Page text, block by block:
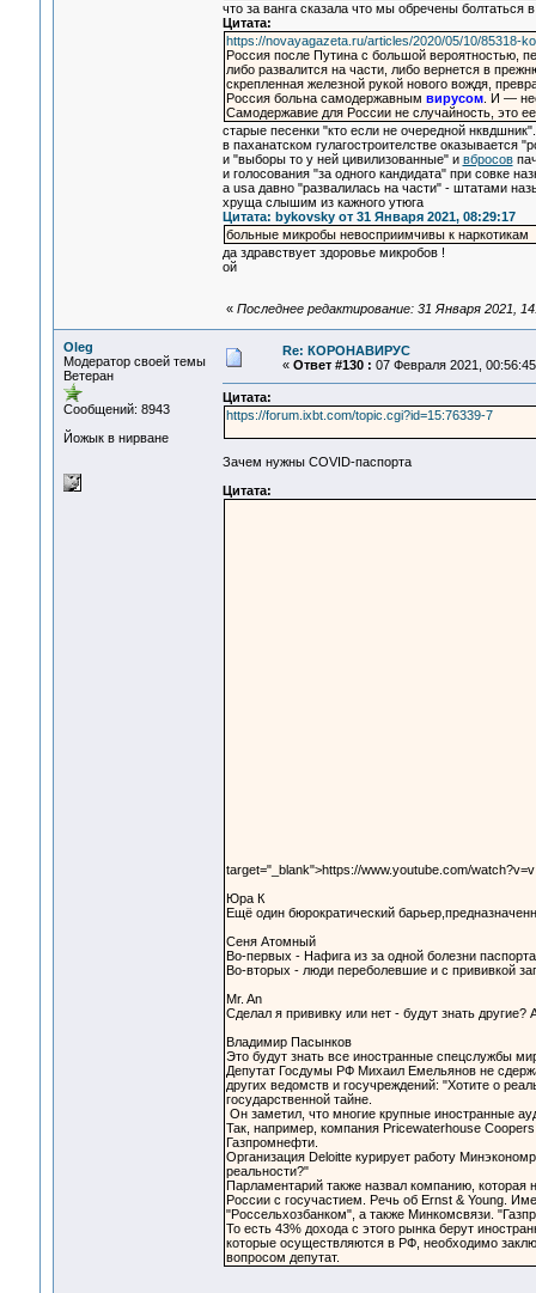
что за ванга сказала что мы обречены болтаться
Цитата:
https://novayagazeta.ru/articles/2020/05/10/85318-
Россия после Путина с большой вероятностью,
либо развалится на части, либо вернется в
скрепленная железной рукой нового вождя,
Россия больна самодержавным вирусом. И —
Самодержавие для России не случайность, это
старые песенки "кто если не очередной
в паханатском гулагостроителстве оказывается
и "выборы то у ней цивилизованные" и вбросов
и голосования "за одного кандидата" при совке
а usa давно "развалилась на части" - штатами
хруща слышим из кажного утюга
Цитата: bykovsky от 31 Января 2021, 08:29:17
больные микробы невосприимчивы к наркотикам
да здравствует здоровье микробов !
ой
« Последнее редактирование: 31 Января 2021,
Oleg
Модератор своей темы
Ветеран
Сообщений: 8943
Йожык в нирване
Re: КОРОНАВИРУС
« Ответ #130 : 07 Февраля 2021,
Цитата:
https://forum.ixbt.com/topic.cgi?id=15:76339-7
Зачем нужны COVID-паспорта
Цитата:
target="_blank">https://www.youtube.com/
Юра К
Ещё один бюрократический
Сеня Атомный
Во-первых - Нафига из за одной болезни
Во-вторых - люди переболевшие и с прививкой
Mr. An
Сделал я прививку или нет - будут знать другие?
Владимир Пасынков
Это будут знать все иностранные спецслужбы
Депутат Госдумы РФ Михаил Емельянов не
других ведомств и госучреждений: "Хотите о
государственной тайне.
Он заметил, что многие крупные иностранные
Так, например, компания Pricewaterhouse
Газпромнефти.
Организация Deloitte курирует работу
реальности?"
Парламентарий также назвал компанию,
России с госучастием. Речь об Ernst & Young.
"Россельхозбанком", а также Минкомсвязи.
То есть 43% дохода с этого рынка берут
которые осуществляются в РФ, необходимо
вопросом депутат.